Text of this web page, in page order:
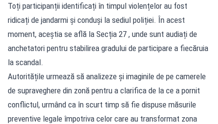
Toți participanții identificați în timpul violențelor au fost
ridicați de jandarmi și conduși la sediul poliției. În acest
moment, aceștia se află la Secția 27 , unde sunt audiați de
anchetatori pentru stabilirea gradului de participare a fiecăruia
la scandal.
Autoritățile urmează să analizeze și imaginile de pe camerele
de supraveghere din zonă pentru a clarifica de la ce a pornit
conflictul, urmând ca în scurt timp să fie dispuse măsurile
preventive legale împotriva celor care au transformat zona